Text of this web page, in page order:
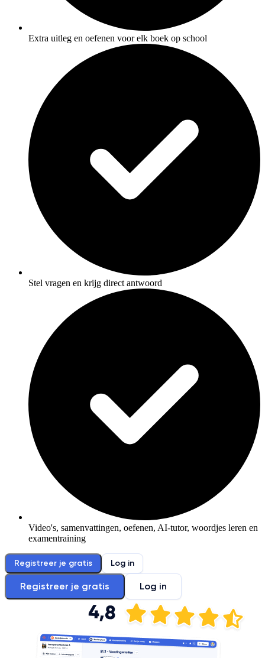
Extra uitleg en oefenen voor elk boek op school
Stel vragen en krijg direct antwoord
Video's, samenvattingen, oefenen, AI-tutor, woordjes leren en
examentraining
Registreer je gratis Log in
Registreer je gratis Log in